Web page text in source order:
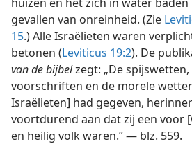
gevallen van onreinheid. (Zie
15.) Alle Israëlieten waren
betonen (Leviticus 19:2). De
van de bijbelzegt: „De
voorschriften en de morele
Israëlieten] had gegeven,
voortdurend aan dat zij een voor
en heilig volk waren.” — blz. 559.